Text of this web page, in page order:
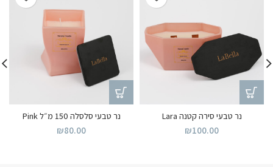
נר טבעי סירה קטנה Lara
₪100.00
נר טבעי סלסלה 150 מ״ל Pink
₪80.00